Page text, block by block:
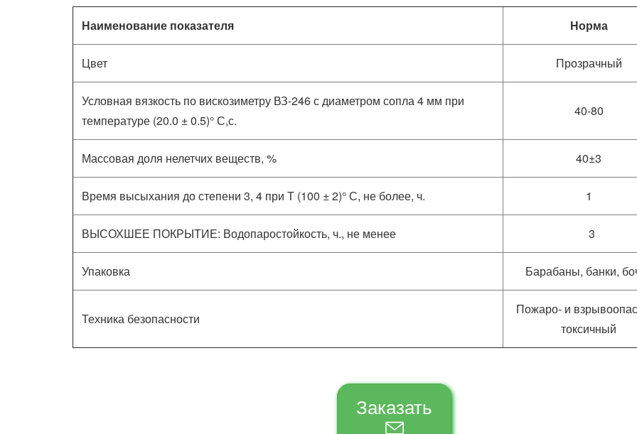
Наименование показателя Норма
Цвет Прозрачный
Условная вязкость по вискозиметру ВЗ-246 с диаметром сопла 4 мм при
температуре (20.0 ± 0.5)° С,с.
40-80
Массовая доля нелетчих веществ, % 40±3
Время высыхания до степени 3, 4 при Т (100 ± 2)° С, не более, ч. 1
ВЫСОХШЕЕ ПОКРЫТИЕ: Водопаростойкость, ч., не менее 3
Упаковка Барабаны, банки,
Техника безопасности
Пожаро- и
токсичный
Заказать